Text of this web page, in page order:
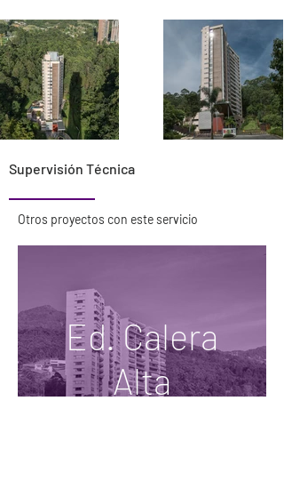
Supervisión Técnica
Otros proyectos con este servicio
Ed. Calera
Alta